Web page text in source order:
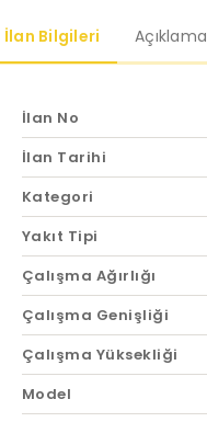
İlan Bilgileri Açıklama
İlan No
İlan Tarihi
Kategori
Yakıt Tipi
Çalışma Ağırlığı
Çalışma Genişliği
Çalışma Yüksekliği
Model